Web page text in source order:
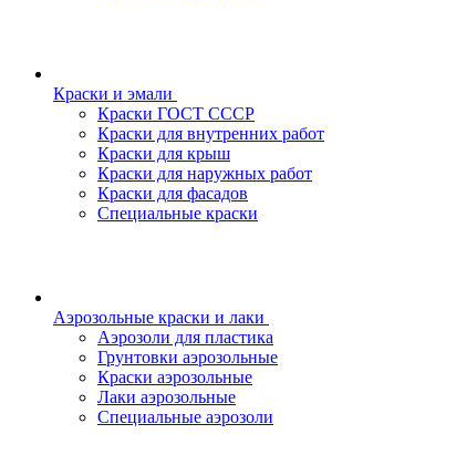
Краски и эмали
Краски ГОСТ СССР
Краски для внутренних работ
Краски для крыш
Краски для наружных работ
Краски для фасадов
Специальные краски
Аэрозольные краски и лаки
Аэрозоли для пластика
Грунтовки аэрозольные
Краски аэрозольные
Лаки аэрозольные
Специальные аэрозоли